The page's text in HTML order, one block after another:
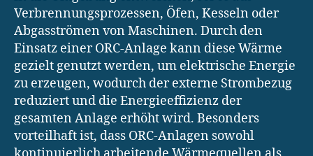
Verbrennungsprozessen, Öfen, Kesseln oder
Abgasströmen von Maschinen. Durch den
Einsatz einer ORC-Anlage kann diese Wärme
gezielt genutzt werden, um elektrische Energie
zu erzeugen, wodurch der externe Strombezug
reduziert und die Energieeffizienz der
gesamten Anlage erhöht wird. Besonders
vorteilhaft ist, dass ORC-Anlagen sowohl